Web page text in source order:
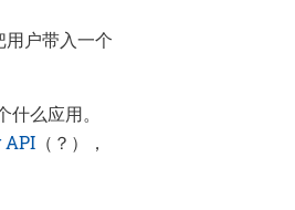
户带入一个
么应用。
API （？），